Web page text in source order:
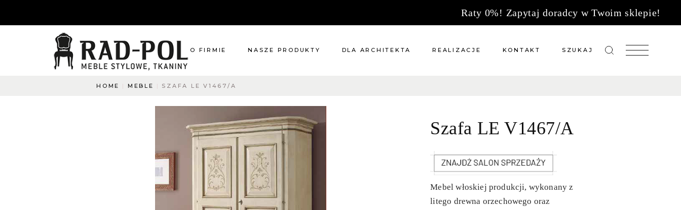
Raty 0%! Zapytaj doradcy w Twoim sklepie!
O FIRMIE
Aktualności
O co pytacie?
Napisz do nas
NASZE PRODUKTY
Oświetlenie
Renowacje
Kuchnie
Dodatki
Tkaniny
Katalog
DLA ARCHITEKTA REALIZACJE KONTAKT
Kuchnie
SZUKAJ
HOME MEBLE SZAFA LE V1467/A
Szafa LE V1467/A
Mebel włoskiej produkcji, wykonany z
litego drewna orzechowego oraz